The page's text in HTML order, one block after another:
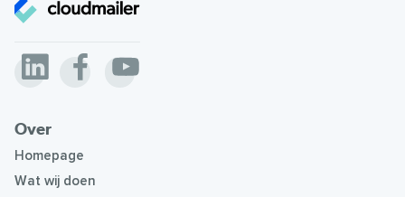
Over
Homepage
Wat wij doen